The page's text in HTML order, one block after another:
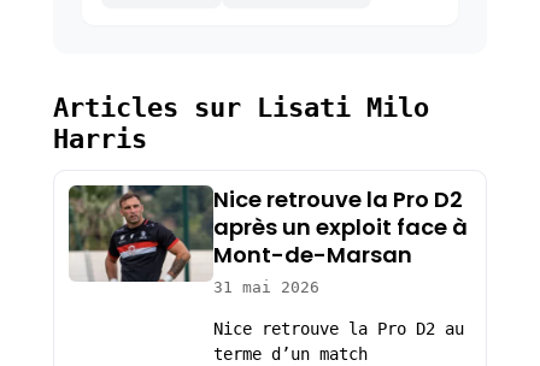
Articles sur Lisati Milo
Harris
Nice retrouve la Pro D2
après un exploit face à
Mont-de-Marsan
31 mai 2026
Nice retrouve la Pro D2 au
terme d’un match